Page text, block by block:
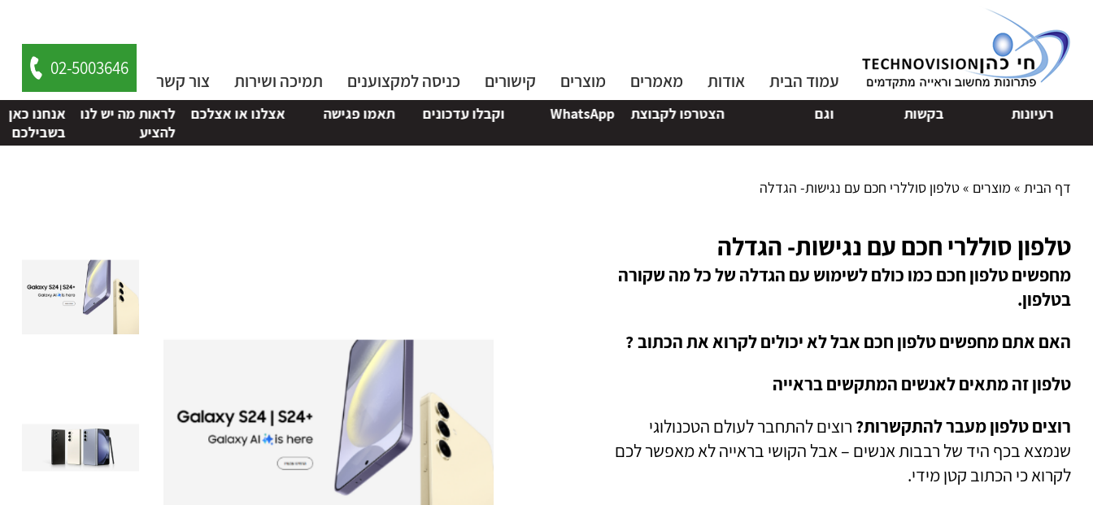
עמוד הבית אודות מאמרים מוצרים קישורים כניסה למקצוענים תמיכה ושירות צור קשר
02-5003646
הצטרפו לקבוצת WhatsApp וקבלו עדכונים תאמו פגישה אצלנו או אצלכם
לראות מה יש לנו
אנחנו כאן
בשבילכם
דף הבית» מוצרים »טלפון סוללרי חכם עם נגישות- הגדלה
טלפון סוללרי חכם עם נגישות- הגדלה
מחפשים טלפון חכם כמו כולם לשימוש עם הגדלה של כל מה שקורה
בטלפון.
האם אתם מחפשים טלפון חכם אבל לא יכולים לקרוא את הכתוב ?
טלפון זה מתאים לאנשים המתקשים בראייה
רוצים טלפון מעבר להתקשרות? רוצים להתחבר לעולם הטכנולוגי
שנמצא בכף היד של רבבות אנשים – אבל הקושי בראייה לא מאפשר לכם
לקרוא כי הכתוב קטן מידי.